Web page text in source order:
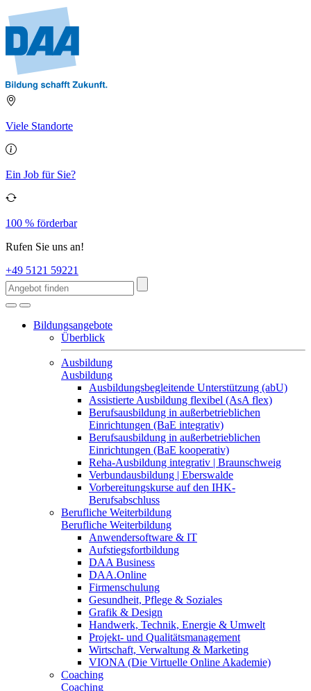
Viele Standorte
Ein Job für Sie?
100 % förderbar
Rufen Sie uns an!
+49 5121 59221
Bildungsangebote
Überblick
Ausbildung
Ausbildung
Ausbildungsbegleitende Unterstützung (abU)
Assistierte Ausbildung flexibel (AsA flex)
Berufsausbildung in außerbetrieblichen
Einrichtungen (BaE integrativ)
Berufsausbildung in außerbetrieblichen
Einrichtungen (BaE kooperativ)
Reha-Ausbildung integrativ | Braunschweig
Verbundausbildung | Eberswalde
Vorbereitungskurse auf den IHK-
Berufsabschluss
Berufliche Weiterbildung
Berufliche Weiterbildung
Anwendersoftware & IT
Aufstiegsfortbildung
DAA Business
DAA.Online
Firmenschulung
Gesundheit, Pflege & Soziales
Grafik & Design
Handwerk, Technik, Energie & Umwelt
Projekt- und Qualitätsmanagement
Wirtschaft, Verwaltung & Marketing
VIONA (Die Virtuelle Online Akademie)
Coaching
Coaching